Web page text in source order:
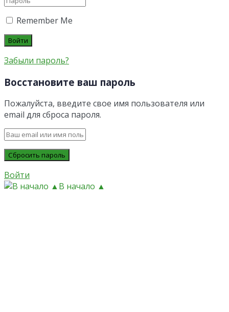
Remember Me
Забыли пароль?
Восстановите ваш пароль
Пожалуйста, введите свое имя пользователя или
email для сброса пароля.
Войти
В начало ▲